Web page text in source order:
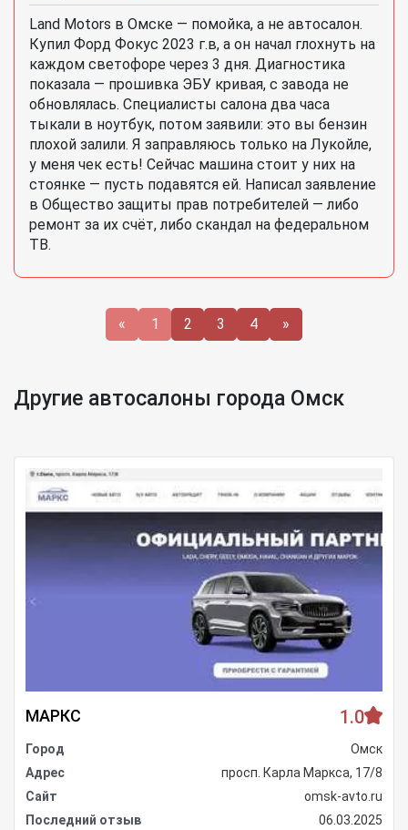
Land Motors в Омске — помойка, а не автосалон.
Купил Форд Фокус 2023 г.в, а он начал глохнуть на
каждом светофоре через 3 дня. Диагностика
показала — прошивка ЭБУ кривая, с завода не
обновлялась. Специалисты салона два часа
тыкали в ноутбук, потом заявили: это вы бензин
плохой залили. Я заправляюсь только на Лукойле,
у меня чек есть! Сейчас машина стоит у них на
стоянке — пусть подавятся ей. Написал заявление
в Общество защиты прав потребителей — либо
ремонт за их счёт, либо скандал на федеральном
ТВ.
« 1 2 3 4 »
Другие автосалоны города Омск
МАРКС 1.0
Город
Омск
Адрес
просп. Карла Маркса, 17/8
Сайт
omsk-avto.ru
Последний отзыв
06.03.2025